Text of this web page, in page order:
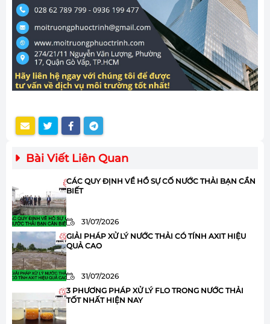
Bài Viết Liên Quan
CÁC QUY ĐỊNH VỀ HỒ SỰ CỐ NƯỚC THẢI BẠN CẦN
31/07/2026
GIẢI PHÁP XỬ LÝ NƯỚC THẢI CÓ TÍNH AXIT HIỆU
31/07/2026
3 PHƯƠNG PHÁP XỬ LÝ FLO TRONG NƯỚC THẢI